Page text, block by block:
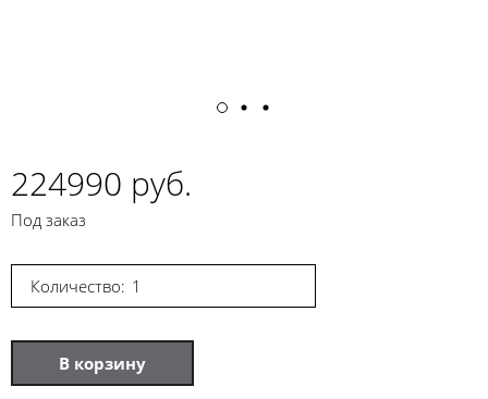
224990 руб.
Под заказ
Количество:
В корзину